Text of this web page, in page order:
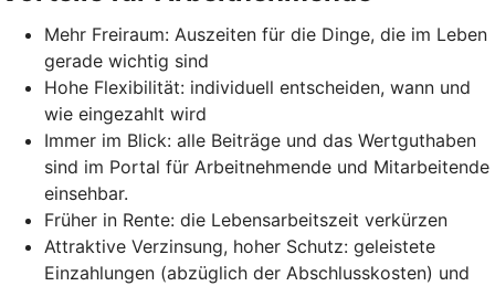
Mehr Freiraum: Auszeiten für die Dinge, die im Leben
gerade wichtig sind
Hohe Flexibilität: individuell entscheiden, wann und
wie eingezahlt wird
Immer im Blick: alle Beiträge und das Wertguthaben
sind im Portal für Arbeitnehmende und Mitarbeitende
einsehbar.
Früher in Rente: die Lebensarbeitszeit verkürzen
Attraktive Verzinsung, hoher Schutz: geleistete
Einzahlungen (abzüglich der Abschlusskosten) und